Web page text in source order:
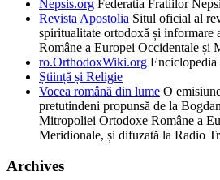
Nepsis.org Federatia Fratiilor
Revista Apostolia Situl oficial al
spiritualitate ortodoxă și
Române a Europei Occidentale și
ro.OrthodoxWiki.org Enciclopedia
Știință și Religie
Vocea română din lume O
pretutindeni propunsă de la
Mitropoliei Ortodoxe Române a
Meridionale, și difuzată la Radio
Archives